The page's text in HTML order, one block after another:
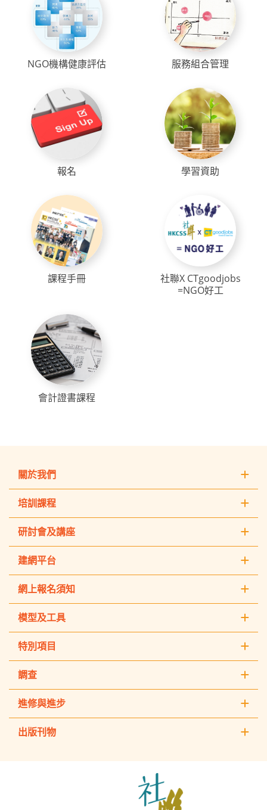
NGO機構健康評估 服務組合管理
報名 學習資助
課程手冊
社聯X CTgoodjobs
=NGO好工
會計證書課程
關於我們
培訓課程
研討會及講座
建網平台
網上報名須知
模型及工具
特別項目
調查
進修與進步
出版刊物